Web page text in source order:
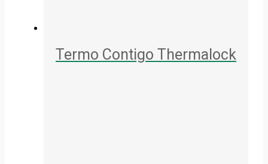
Termo Contigo Thermalock